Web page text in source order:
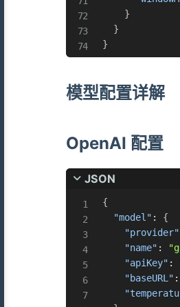
}
}
}
模型配置详解
OpenAI 配置
JSON
{
"model" :
{
"provider"
"name" :
"apiKey" :
"baseURL" :